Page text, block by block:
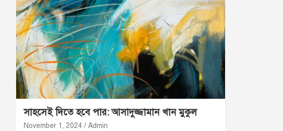
সাহসেই দিতে হবে পার: আসাদুজ্জামান খান মুকুল
November 1, 2024 Admin